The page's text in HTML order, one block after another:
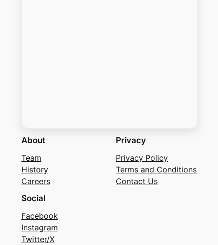
About
Team
History
Careers
Privacy
Privacy Policy
Terms and Conditions
Contact Us
Social
Facebook
Instagram
Twitter/X